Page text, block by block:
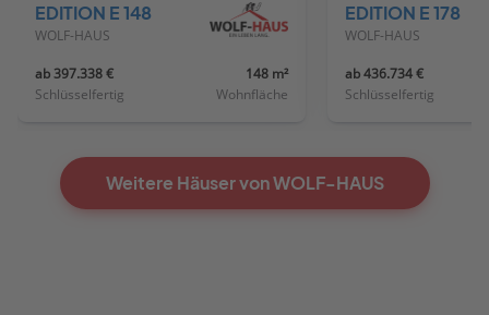
EDITION E 148
WOLF-HAUS
ab 397.338 €
Schlüsselfertig
148 m²
Wohnfläche
EDITION E 178
WOLF-HAUS
ab 436.734 €
Schlüsselfertig
Weitere Häuser von WOLF-HAUS